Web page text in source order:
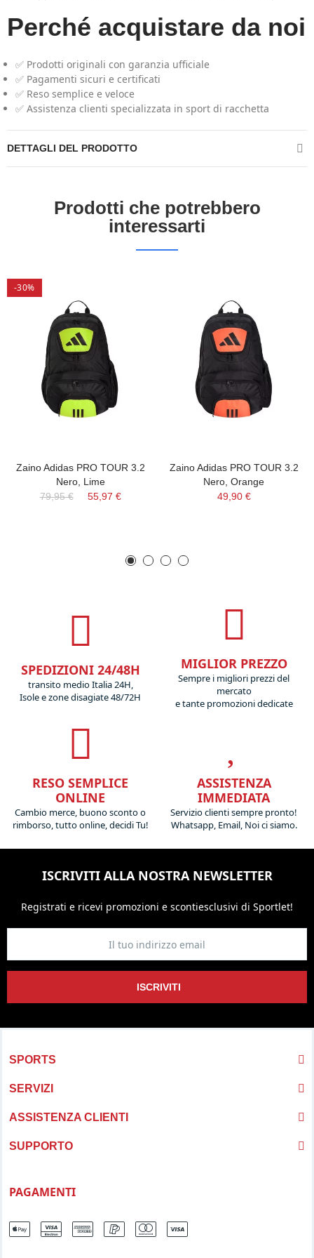
Perché acquistare da noi
✅ Prodotti originali con garanzia ufficiale
✅ Pagamenti sicuri e certificati
✅ Reso semplice e veloce
✅ Assistenza clienti specializzata in sport di racchetta
DETTAGLI DEL PRODOTTO
Prodotti che potrebbero
interessarti
-30%
Zaino Adidas PRO TOUR 3.2
Nero, Lime
79,95 €
55,97 €
Zaino Adidas PRO TOUR 3.2
Nero, Orange
49,90 €
SPEDIZIONI 24/48H
transito medio Italia 24H,
Isole e zone disagiate 48/72H
MIGLIOR PREZZO
Sempre i migliori prezzi del
mercato
e tante promozioni dedicate
RESO SEMPLICE
ONLINE
Cambio merce, buono sconto o
rimborso, tutto online, decidi Tu!
ASSISTENZA
IMMEDIATA
Servizio clienti sempre pronto!
Whatsapp, Email, Noi ci siamo.
ISCRIVITI ALLA NOSTRA NEWSLETTER
Registrati e ricevi promozioni e scontiesclusivi di Sportlet!
ISCRIVITI
SPORTS
SERVIZI
ASSISTENZA CLIENTI
SUPPORTO
PAGAMENTI